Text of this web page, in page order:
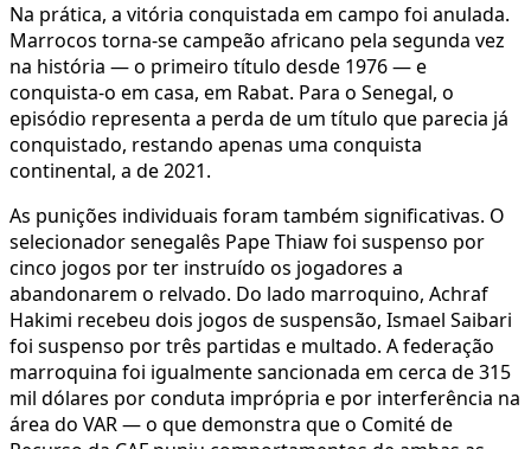
Na prática, a vitória conquistada em campo foi anulada.
Marrocos torna-se campeão africano pela segunda vez
na história — o primeiro título desde 1976 — e
conquista-o em casa, em Rabat. Para o Senegal, o
episódio representa a perda de um título que parecia já
conquistado, restando apenas uma conquista
continental, a de 2021.
As punições individuais foram também significativas. O
selecionador senegalês Pape Thiaw foi suspenso por
cinco jogos por ter instruído os jogadores a
abandonarem o relvado. Do lado marroquino, Achraf
Hakimi recebeu dois jogos de suspensão, Ismael Saibari
foi suspenso por três partidas e multado. A federação
marroquina foi igualmente sancionada em cerca de 315
mil dólares por conduta imprópria e por interferência na
área do VAR — o que demonstra que o Comité de